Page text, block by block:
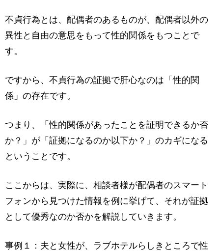
不貞行為とは、配偶者のあるものが、配偶者以外の
異性と自由の意思をもって性的関係をもつことで
す。
ですから、不貞行為の証拠で肝心なのは「性的関
係」の存在です。
つまり、「性的関係があったことを証明できるか否
か？」が「証拠になるのか以下か？」のカギになる
ということです。
ここからは、実際に、相談者様が配偶者のスマート
フォンから見つけた情報を例に挙げて、それが証拠
として優秀なのか否かを解説していきます。
事例１：夫と女性が、ラブホテルらしきところで性